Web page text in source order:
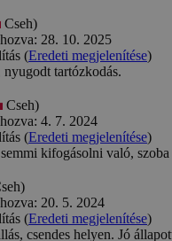
Cseh)
28. 10. 2025
(Eredeti megjelenítése)
nyugodt tartózkodás.
Cseh)
4. 7. 2024
(Eredeti megjelenítése)
kifogásolni való,
20. 5. 2024
(Eredeti megjelenítése)
csendes helyen. Jó